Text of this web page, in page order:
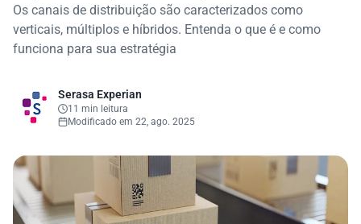
Os canais de distribuição são caracterizados como
verticais, múltiplos e híbridos. Entenda o que é e como
funciona para sua estratégia
Serasa Experian
11 min leitura
Modificado em 22, ago. 2025